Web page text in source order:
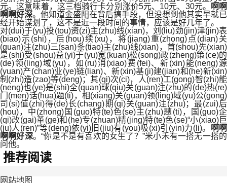
元。这意味着，这三档骑行卡分别涨价5元、10元、30元。 啊啊
啊啊好深。他知道金盛阳在背后搞手段，但没想到他其实早就已
经开始谋划了，这不是近一段时间的事情，应该是好几年了。
对(dui)于(yu)投(tou)资(zi)主(zhu)线(xian)，刘(liu)劲(jin)津(jin)表
(biao)示(shi)，后(hou)续(xu)，将(jiang)重(zhong)点(dian)关
(guan)注(zhu)三(san)条(tiao)主(zhu)线(xian)，首(shou)先(xian)
是(shi)受(shou)益(yi)于(yu)宽(kuan)松(song)政(zheng)策(ce)的
(de)领(ling)域(yu)，如(ru)消(xiao)费(fei)、新(xin)能(neng)源
(yuan)产(chan)业(ye)链(lian)、新(xin)基(ji)建(jian)和(he)新(xin)
制(zhi)造(zao)等(deng)；其(qi)次(ci)，人(ren)工(gong)智(zhi)能
(neng)也(ye)是(shi)全(quan)球(qiu)关(guan)注(zhu)的(de)热(re)
门(men)话(hua)题(ti)，相(xiang)关(guan)领(ling)域(yu)公(gong)
司(si)值(zhi)得(de)长(chang)期(qi)关(guan)注(zhu)；最(zui)后
(hou)，中(zhong)国(guo)特(te)色(se)主(zhu)题(ti)，国(guo)企
(qi)改(gai)革(ge)和(he)专(zhuan)精(jing)特(te)色(se)“小(xiao)巨
(ju)人(ren)”等(deng)依(yi)旧(jiu)有(you)吸(xi)引(yin)力(li)。 啊啊
啊啊好深。“你是不是有喜欢的女生了？”米小禾有一搭无一搭的
问他。
推荐阅读
网站地图